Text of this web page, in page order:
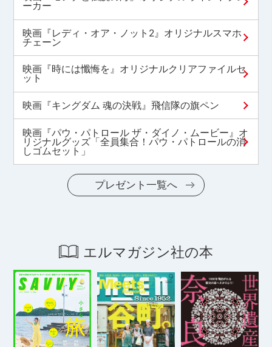
ーカー
映画『レディ・オア・ノット2』オリジナルスマホ
チェーン
映画『時には懺悔を』オリジナルクリアファイルセ
ット
映画『キングダム 魂の決戦』飛信隊の旗ペン
映画『パウ・パトロール ザ・ダイノ・ムービー』オ
リジナルグッズ「全員集合！パウ・パトロールの消
しゴムセット」
プレゼント一覧へ
エルマガジン社の本